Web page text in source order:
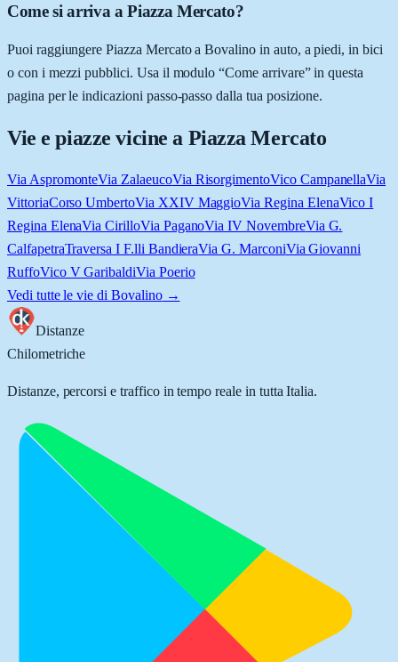
Come si arriva a Piazza Mercato?
Puoi raggiungere Piazza Mercato a Bovalino in auto, a piedi, in bici
o con i mezzi pubblici. Usa il modulo “Come arrivare” in questa
pagina per le indicazioni passo-passo dalla tua posizione.
Vie e piazze vicine a Piazza Mercato
Via AspromonteVia ZalaeucoVia RisorgimentoVico CampanellaVia
VittoriaCorso UmbertoVia XXIV MaggioVia Regina ElenaVico I
Regina ElenaVia CirilloVia PaganoVia IV NovembreVia G.
CalfapetraTraversa I F.lli BandieraVia G. MarconiVia Giovanni
RuffoVico V GaribaldiVia Poerio
Vedi tutte le vie di Bovalino→
Distanze
Chilometriche
Distanze, percorsi e traffico in tempo reale in tutta Italia.